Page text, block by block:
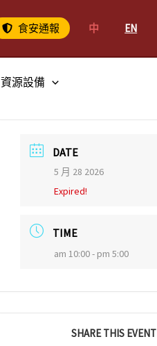
食安通報 中 EN
資源設備
DATE
5 月 28 2026
Expired!
TIME
am 10:00 - pm 5:00
SHARE THIS EVENT